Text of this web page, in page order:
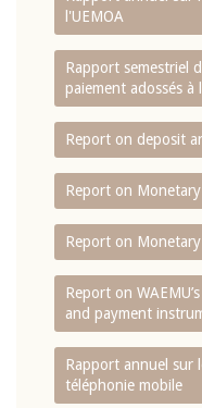
l'UEMOA
Rapport semestriel
paiement adossés
Report on deposit
Report on
Report on
Report on
and payment
Rapport annuel sur
téléphonie mobile